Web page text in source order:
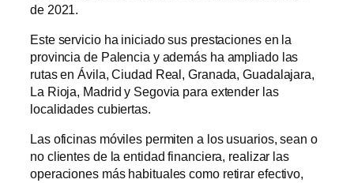
de 2021.
Este servicio ha iniciado sus prestaciones en la
provincia de Palencia y además ha ampliado las
rutas en Ávila, Ciudad Real, Granada, Guadalajara,
La Rioja, Madrid y Segovia para extender las
localidades cubiertas.
Las oficinas móviles permiten a los usuarios, sean o
no clientes de la entidad financiera, realizar las
operaciones más habituales como retirar efectivo,